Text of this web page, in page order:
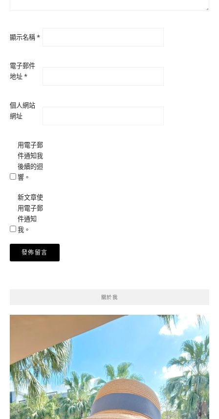
顯示名稱*
電子郵件
地址*
個人網站
網址
用電子郵
件通知我
後續的迴
響。
新文章使
用電子郵
件通知
我。
關於我